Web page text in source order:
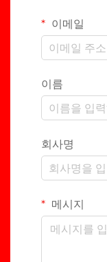
이메일
이름
회사명
메시지